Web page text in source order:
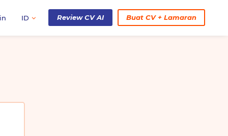
ID Review CV AI Buat CV + Lamaran